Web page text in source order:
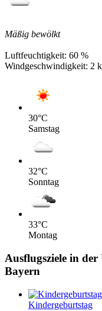
Mäßig bewölkt
Luftfeuchtigkeit: 60 %
Windgeschwindigkeit: 2
30°C
Samstag
32°C
Sonntag
33°C
Montag
Ausflugsziele in
Bayern
Kindergeburtstag